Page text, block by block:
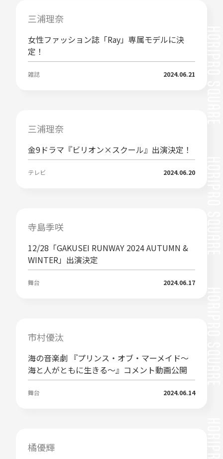
三浦理奈
女性ファッション誌「Ray」専属モデルに決
定！
雑誌 2024.06.21
三浦理奈
金9ドラマ『ビリオン×スクール』出演決定！
テレビ 2024.06.20
寺島季咲
12/28「GAKUSEI RUNWAY 2024 AUTUMN &
WINTER」出演決定
舞台 2024.06.17
市村優汰
海の音楽劇 『プリンス・オブ・マーメイド～
海と人がともに生きる～』コメント動画公開
舞台 2024.06.14
橘優輝